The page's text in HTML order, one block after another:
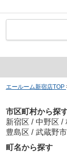
エールーム新宿店TOP
市区町村から探
新宿区 / 中野区 /
豊島区 / 武蔵野市
町名から探す